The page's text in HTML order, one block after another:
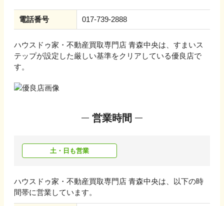
電話番号 017-739-2888
ハウスドゥ家・不動産買取専門店 青森中央は、すまいス
テップが設定した厳しい基準をクリアしている優良店で
す。
営業時間
土・日も営業
ハウスドゥ家・不動産買取専門店 青森中央は、以下の時
間帯に営業しています。